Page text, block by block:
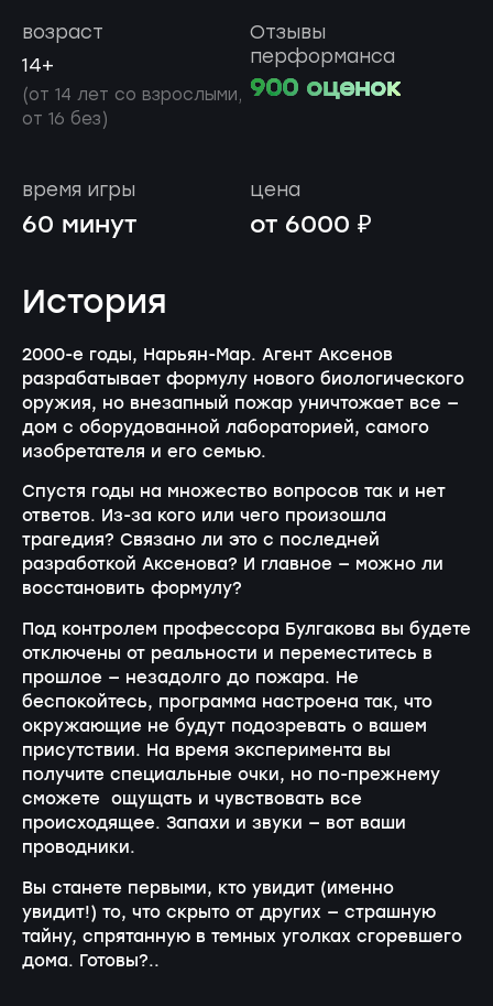
возраст
14+
(от 14 лет со взрослыми,
от 16 без)
Отзывы
перформанса
900 оценок
время игры
60 минут
цена
от 6000 ₽
История
2000-е годы, Нарьян-Мар. Агент Аксенов
разрабатывает формулу нового биологического
оружия, но внезапный пожар уничтожает все —
дом с оборудованной лабораторией, самого
изобретателя и его семью.
Спустя годы на множество вопросов так и нет
ответов. Из-за кого или чего произошла
трагедия? Связано ли это с последней
разработкой Аксенова? И главное — можно ли
восстановить формулу?
Под контролем профессора Булгакова вы будете
отключены от реальности и переместитесь в
прошлое — незадолго до пожара. Не
беспокойтесь, программа настроена так, что
окружающие не будут подозревать о вашем
присутствии. На время эксперимента вы
получите специальные очки, но по-прежнему
сможете ощущать и чувствовать все
происходящее. Запахи и звуки — вот ваши
проводники.
Вы станете первыми, кто увидит (именно
увидит!) то, что скрыто от других — страшную
тайну, спрятанную в темных уголках сгоревшего
дома. Готовы?..